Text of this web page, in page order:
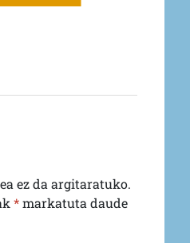
ez da argitaratuko.
*markatuta daude